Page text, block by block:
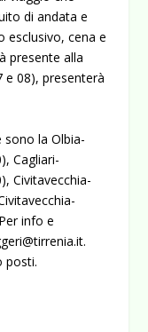
di andata e
esclusivo, cena e
presente alla
e 08), presenterà
la Olbia-
Cagliari-
Civitavecchia-
info e
posti.